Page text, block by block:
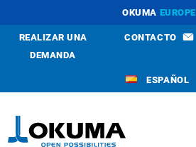
OKUMA EUROPE
REALIZAR UNA
DEMANDA
CONTACTO
ESPAÑOL